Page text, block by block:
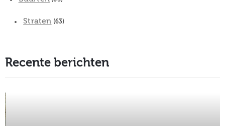
Straten (63)
Recente berichten